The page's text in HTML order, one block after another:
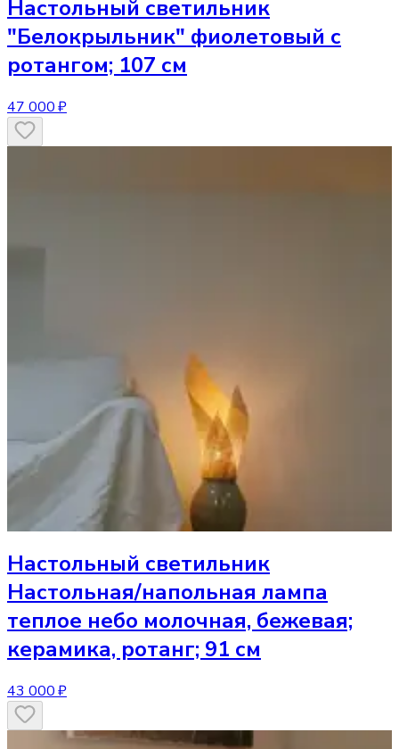
Настольный светильник
"Белокрыльник" фиолетовый с
ротангом; 107 см
47 000 ₽
Настольный светильник
Настольная/напольная лампа
теплое небо молочная, бежевая;
керамика, ротанг; 91 см
43 000 ₽